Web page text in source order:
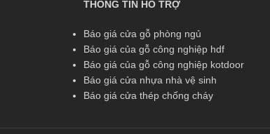
THÔNG TIN HỖ TRỢ
Báo giá cửa gỗ phòng ngủ
Báo giá của gỗ công nghiệp hdf
Báo giá của gỗ công nghiệp kotdoor
Báo giá cửa nhựa nhà vệ sinh
Báo giá cửa thép chống cháy